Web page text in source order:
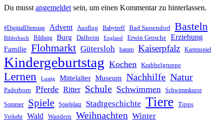
Du musst angemeldet sein, um einen Kommentar zu hinterlassen.
#DigitialDienstag Advent Ausflug Babytreff Bad Sassendorf Basteln
Bilderbuch Bildung Burg Dalheim England Erwin Grosche Erziehung
Familie Flohmarkt Gütersloh hamm Kaiserpfalz Kartenspiel
Kindergeburtstag Kochen Krabbelgruppe
Lernen Lustig Mittelalter Museum Nachhilfe Natur
Paderborn Pferde Ritter Schule Schwimmen Schwimmkurse
Sommer Spiele Spielplatz Stadtgeschichte Tiere Tipps
Verkehr Wald Wandern Weihnachten Winter